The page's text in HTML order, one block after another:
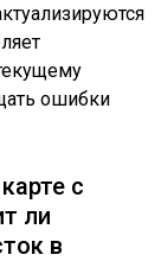
ошибки
с
ли
в